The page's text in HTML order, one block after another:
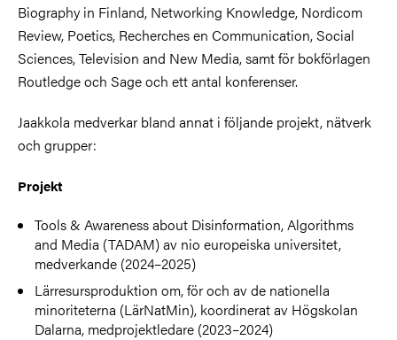
Biography in Finland, Networking Knowledge, Nordicom
Review, Poetics, Recherches en Communication, Social
Sciences, Television and New Media, samt för bokförlagen
Routledge och Sage och ett antal konferenser.
Jaakkola medverkar bland annat i följande projekt, nätverk
och grupper:
Projekt
Tools & Awareness about Disinformation, Algorithms
and Media (TADAM) av nio europeiska universitet,
medverkande (2024–2025)
Lärresursproduktion om, för och av de nationella
minoriteterna (LärNatMin), koordinerat av Högskolan
Dalarna, medprojektledare (2023–2024)